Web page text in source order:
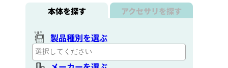
本体を探す アクセサリを探す
製品種別を選ぶ